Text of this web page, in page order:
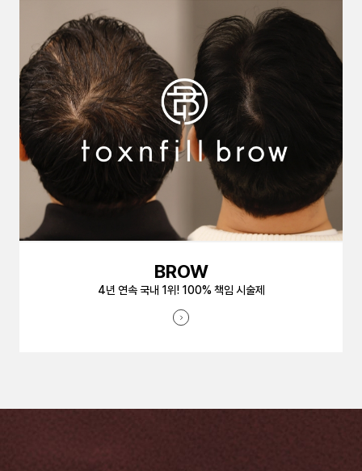
BROW
4년 연속 국내 1위! 100% 책임 시술제